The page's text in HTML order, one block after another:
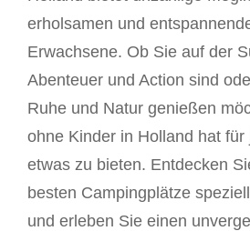
erholsamen und
Erwachsene. Ob Sie auf der
Abenteuer und Action sind
Ruhe und Natur genießen
ohne Kinder in Holland hat
etwas zu bieten. Entdecken
besten Campingplätze
und erleben Sie einen